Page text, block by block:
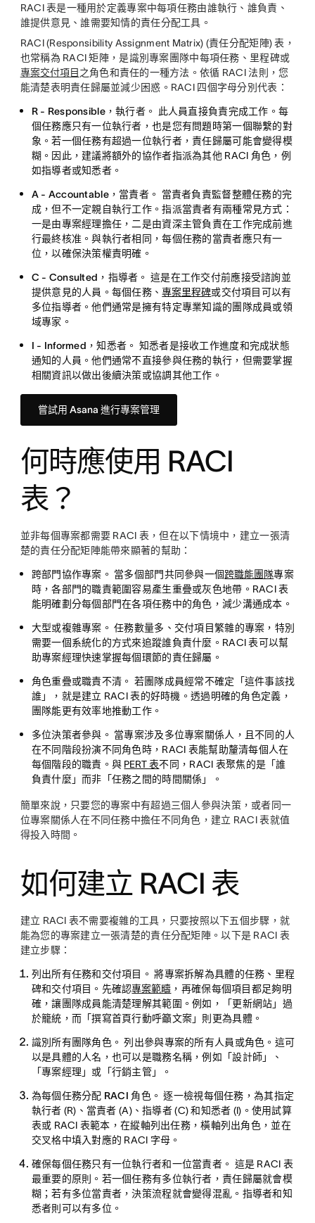
RACI 表是一種用於定義專案中每項任務由誰執行、誰負責、
誰提供意見、誰需要知情的責任分配工具。
RACI (Responsibility Assignment Matrix) (責任分配矩陣) 表，
也常稱為 RACI 矩陣，是識別專案團隊中每項任務、里程碑或
專案交付項目 之角色和責任的一種方法。依循 RACI 法則，您
能清楚表明責任歸屬並減少困惑。RACI 四個字母分別代表：
R - Responsible，執行者。
此人員直接負責完成工作。每
個任務應只有一位執行者，也是您有問題時第一個聯繫的對
象。若一個任務有超過一位執行者，責任歸屬可能會變得模
糊。因此，建議將額外的協作者指派為其他 RACI 角色，例
如指導者或知悉者。
A - Accountable，當責者。
當責者負責監督整體任務的完
成，但不一定親自執行工作。指派當責者有兩種常見方式：
一是由專案經理擔任，二是由資深主管負責在工作完成前進
行最終核准。與執行者相同，每個任務的當責者應只有一
位，以確保決策權責明確。
C - Consulted，指導者。 這是在工作交付前應接受諮詢並
提供意見的人員。每個任務、專案里程碑或交付項目可以有
多位指導者。他們通常是擁有特定專業知識的團隊成員或領
域專家。
I - Informed，知悉者。 知悉者是接收工作進度和完成狀態
通知的人員。他們通常不直接參與任務的執行，但需要掌握
相關資訊以做出後續決策或協調其他工作。
嘗試用 Asana 進行專案管理
何時應使用 RACI
表？
並非每個專案都需要 RACI 表，但在以下情境中，建立一張清
楚的責任分配矩陣能帶來顯著的幫助：
跨部門協作專案。 當多個部門共同參與一個跨職能團隊專案
時，各部門的職責範圍容易產生重疊或灰色地帶。RACI 表
能明確劃分每個部門在各項任務中的角色，減少溝通成本。
大型或複雜專案。 任務數量多、交付項目繁雜的專案，特別
需要一個系統化的方式來追蹤誰負責什麼。RACI 表可以幫
助專案經理快速掌握每個環節的責任歸屬。
角色重疊或職責不清。 若團隊成員經常不確定「這件事該找
誰」，就是建立 RACI 表的好時機。透過明確的角色定義，
團隊能更有效率地推動工作。
多位決策者參與。 當專案涉及多位專案關係人，且不同的人
在不同階段扮演不同角色時，RACI 表能幫助釐清每個人在
每個階段的職責。與 PERT 表不同，RACI 表聚焦的是「誰
負責什麼」而非「任務之間的時間關係」。
簡單來說，只要您的專案中有超過三個人參與決策，或者同一
位專案關係人在不同任務中擔任不同角色，建立 RACI 表就值
得投入時間。
如何建立 RACI 表
建立 RACI 表不需要複雜的工具，只要按照以下五個步驟，就
能為您的專案建立一張清楚的責任分配矩陣。以下是 RACI 表
建立步驟：
列出所有任務和交付項目。 將專案拆解為具體的任務、里程
碑和交付項目。先確認專案範疇 ，再確保每個項目都足夠明
確，讓團隊成員能清楚理解其範圍。例如，「更新網站」過
於籠統，而「撰寫首頁行動呼籲文案」則更為具體。
識別所有團隊角色。 列出參與專案的所有人員或角色。這可
以是具體的人名，也可以是職務名稱，例如「設計師」、
「專案經理」或「行銷主管」。
為每個任務分配 RACI 角色。 逐一檢視每個任務，為其指定
執行者 (R)、當責者 (A)、指導者 (C) 和知悉者 (I)。使用試算
表或 RACI 表範本，在縱軸列出任務，橫軸列出角色，並在
交叉格中填入對應的 RACI 字母。
確保每個任務只有一位執行者和一位當責者。 這是 RACI 表
最重要的原則。若一個任務有多位執行者，責任歸屬就會模
糊；若有多位當責者，決策流程就會變得混亂。指導者和知
悉者則可以有多位。